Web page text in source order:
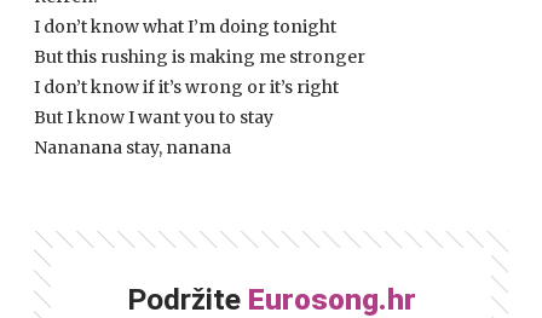
I don’t know what I’m doing tonight
But this rushing is making me stronger
I don’t know if it’s wrong or it’s right
But I know I want you to stay
Nananana stay, nanana
Podržite Eurosong.hr